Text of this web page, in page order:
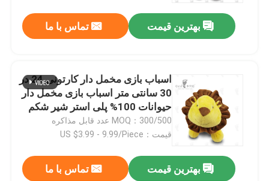
بهترین قیمت تماس با ما
اسباب بازی مخمل دار کارتونی 24 در
30 سانتی متر اسباب بازی مخمل دار
حیوانات 100% پلی استر شیر شکم
پر
MOQ：300/500 عدد قابل مذاکره
قیمت：US $3.99 - 9.99/Piece
بهترین قیمت تماس با ما